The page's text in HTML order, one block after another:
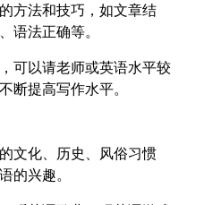
方法和技巧，如文章结
语法正确等。
可以请老师或英语水平较
断提高写作水平。
文化、历史、风俗习惯
的兴趣。